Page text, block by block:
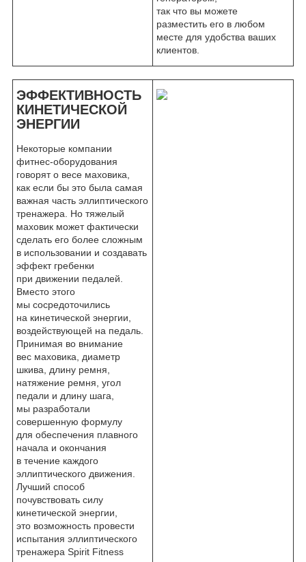
так что вы можете
разместить его в любом
месте для удобства ваших
клиентов.
ЭФФЕКТИВНОСТЬ
КИНЕТИЧЕСКОЙ
ЭНЕРГИИ
Некоторые компании
фитнес-оборудования
говорят о весе маховика,
как если бы это была самая
важная часть эллиптического
тренажера. Но тяжелый
маховик может фактически
сделать его более сложным
в использовании и создавать
эффект гребенки
при движении педалей.
Вместо этого
мы сосредоточились
на кинетической энергии,
воздействующей на педаль.
Принимая во внимание
вес маховика, диаметр
шкива, длину ремня,
натяжение ремня, угол
педали и длину шага,
мы разработали
совершенную формулу
для обеспечения плавного
начала и окончания
в течение каждого
эллиптического движения.
Лучший способ
почувствовать силу
кинетической энергии,
это возможность провести
испытания эллиптического
тренажера Spirit Fitness